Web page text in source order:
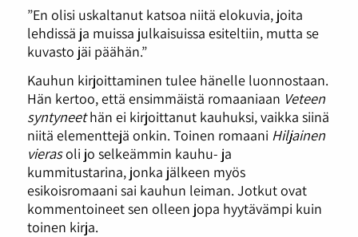
”En olisi uskaltanut katsoa niitä elokuvia, joita
lehdissä ja muissa julkaisuissa esiteltiin, mutta se
kuvasto jäi päähän.”
Kauhun kirjoittaminen tulee hänelle luonnostaan.
Hän kertoo, että ensimmäistä romaaniaan Veteen
syntyneethän ei kirjoittanut kauhuksi, vaikka siinä
niitä elementtejä onkin. Toinen romaani Hiljainen
vierasoli jo selkeämmin kauhu- ja
kummitustarina, jonka jälkeen myös
esikoisromaani sai kauhun leiman. Jotkut ovat
kommentoineet sen olleen jopa hyytävämpi kuin
toinen kirja.